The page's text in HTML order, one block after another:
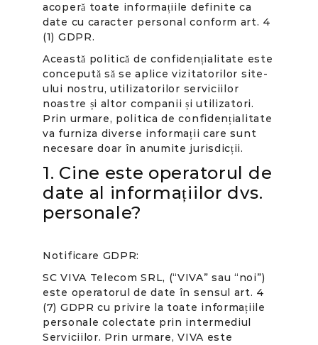
acoperă toate informațiile definite ca
date cu caracter personal conform art. 4
(1) GDPR.
Această politică de confidențialitate este
concepută să se aplice vizitatorilor site-
ului nostru, utilizatorilor serviciilor
noastre și altor companii și utilizatori.
Prin urmare, politica de confidențialitate
va furniza diverse informații care sunt
necesare doar în anumite jurisdicții.
1. Cine este operatorul de
date al informațiilor dvs.
personale?
Notificare GDPR:
SC VIVA Telecom SRL, (“VIVA” sau “noi”)
este operatorul de date în sensul art. 4
(7) GDPR cu privire la toate informațiile
personale colectate prin intermediul
Serviciilor. Prin urmare, VIVA este